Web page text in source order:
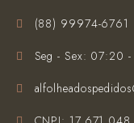
(‪88) 99974-6761‬
Seg - Sex: 07:20